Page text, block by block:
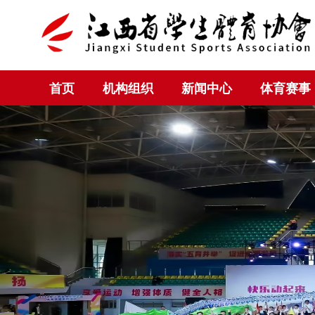
首页 机构组织 新闻中心 体育赛事